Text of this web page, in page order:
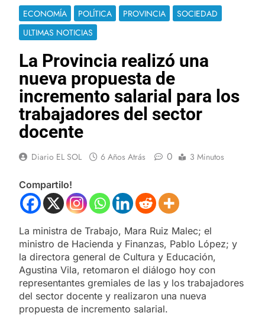
ECONOMÍA POLÍTICA PROVINCIA
SOCIEDAD
ULTIMAS NOTICIAS
La Provincia realizó una
nueva propuesta de
incremento salarial para los
trabajadores del sector
docente
Diario EL SOL 6 Años Atrás 0 3 Minutos
Compartilo!
La ministra de Trabajo, Mara Ruiz Malec; el
ministro de Hacienda y Finanzas, Pablo López; y
la directora general de Cultura y Educación,
Agustina Vila, retomaron el diálogo hoy con
representantes gremiales de las y los trabajadores
del sector docente y realizaron una nueva
propuesta de incremento salarial.